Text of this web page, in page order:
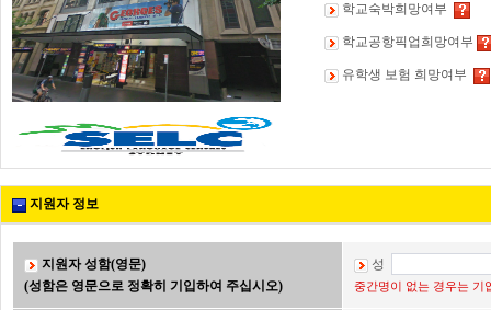
학교숙박희망여부
학교공항픽업희망여부
유학생 보험 희망여부
지원자 정보
지원자 성함(영문)
(성함은 영문으로 정확히 기입하여 주십시오)
성
중간명이 없는 경우는 기